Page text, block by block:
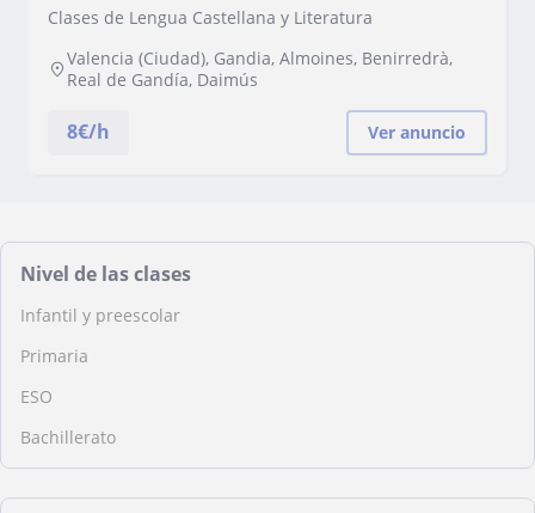
Clases de Lengua Castellana y Literatura
Valencia (Ciudad), Gandia, Almoines, Benirredrà,
Real de Gandía, Daimús
8€/h Ver anuncio
Nivel de las clases
Infantil y preescolar
Primaria
ESO
Bachillerato